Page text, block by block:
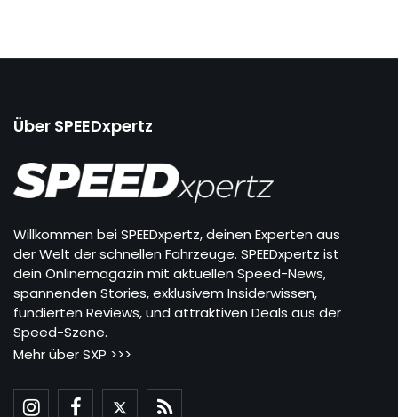
Über SPEEDxpertz
Willkommen bei SPEEDxpertz, deinen Experten aus
der Welt der schnellen Fahrzeuge. SPEEDxpertz ist
dein Onlinemagazin mit aktuellen Speed-News,
spannenden Stories, exklusivem Insiderwissen,
fundierten Reviews, und attraktiven Deals aus der
Speed-Szene.
Mehr über SXP >>>